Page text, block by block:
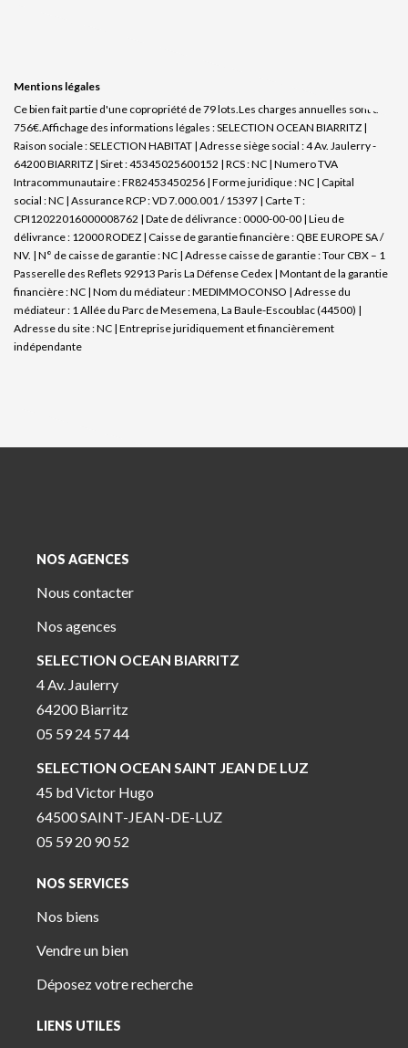
Mentions légales
Ce bien fait partie d'une copropriété de 79 lots.Les charges annuelles sont de
756€. Affichage des informations légales : SELECTION OCEAN BIARRITZ |
Raison sociale : SELECTION HABITAT | Adresse siège social : 4 Av. Jaulerry -
64200 BIARRITZ | Siret : 45345025600152 | RCS : NC | Numero TVA
Intracommunautaire : FR82453450256 | Forme juridique : NC | Capital
social : NC | Assurance RCP : VD 7.000.001 / 15397 | Carte T :
CPI12022016000008762 | Date de délivrance : 0000-00-00 | Lieu de
délivrance : 12000 RODEZ | Caisse de garantie financière : QBE EUROPE SA /
NV. | N° de caisse de garantie : NC | Adresse caisse de garantie : Tour CBX – 1
Passerelle des Reflets 92913 Paris La Défense Cedex | Montant de la garantie
financière : NC | Nom du médiateur : MEDIMMOCONSO | Adresse du
médiateur : 1 Allée du Parc de Mesemena, La Baule-Escoublac (44500) |
Adresse du site : NC | Entreprise juridiquement et financièrement
indépendante
NOS AGENCES
Nous contacter
Nos agences
SELECTION OCEAN BIARRITZ
4 Av. Jaulerry
64200 Biarritz
05 59 24 57 44
SELECTION OCEAN SAINT JEAN DE LUZ
45 bd Victor Hugo
64500 SAINT-JEAN-DE-LUZ
05 59 20 90 52
NOS SERVICES
Nos biens
Vendre un bien
Déposez votre recherche
LIENS UTILES